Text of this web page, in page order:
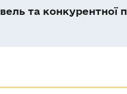
та конкурентної